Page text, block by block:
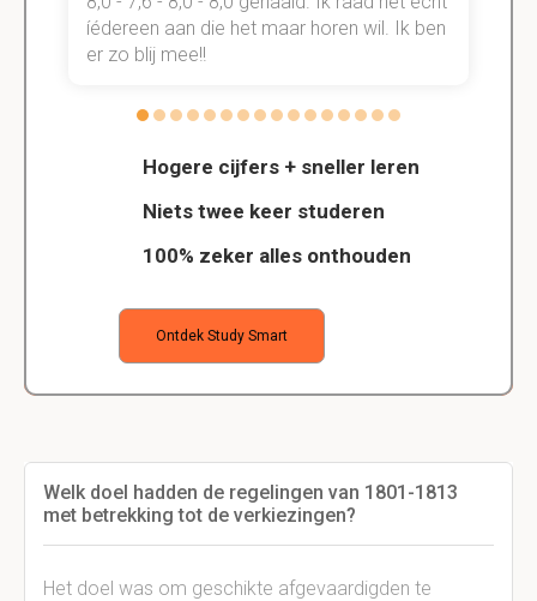
Hogere cijfers + sneller leren
Niets twee keer studeren
100% zeker alles onthouden
Ontdek Study Smart
íédereen aan die het maar horen wil. Ik ben
er zo blij mee!!
Welk doel hadden de regelingen van 1801-1813
met betrekking tot de verkiezingen?
Het doel was om geschikte afgevaardigden te